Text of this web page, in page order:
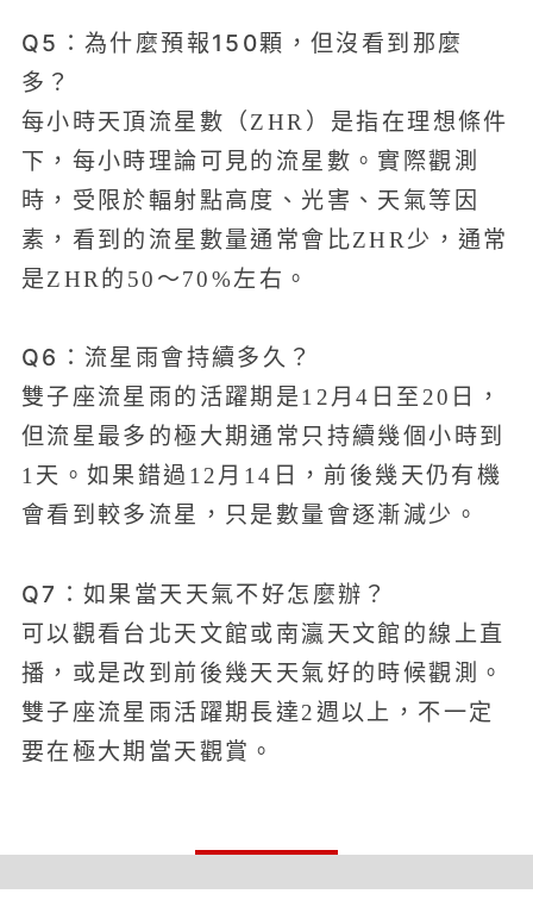
Q5：為什麼預報150顆，但沒看到那麼
多？
每小時天頂流星數（ZHR）是指在理想條件
下，每小時理論可見的流星數。實際觀測
時，受限於輻射點高度、光害、天氣等因
素，看到的流星數量通常會比ZHR少，通常
是ZHR的50～70%左右。
Q6：流星雨會持續多久？
雙子座流星雨的活躍期是12月4日至20日，
但流星最多的極大期通常只持續幾個小時到
1天。如果錯過12月14日，前後幾天仍有機
會看到較多流星，只是數量會逐漸減少。
Q7：如果當天天氣不好怎麼辦？
可以觀看台北天文館或南瀛天文館的線上直
播，或是改到前後幾天天氣好的時候觀測。
雙子座流星雨活躍期長達2週以上，不一定
要在極大期當天觀賞。